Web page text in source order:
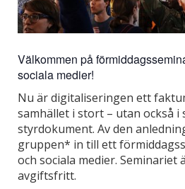
Välkommen på
sociala medier!
Nu är digitaliseringen ett
samhället i stort – utan också i
styrdokument. Av den
gruppen* in till ett
och sociala medier. Seminariet
avgiftsfritt.